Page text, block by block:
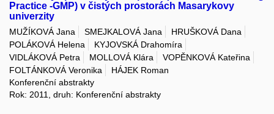
Practice -GMP) v čistých prostorách Masarykovy
univerzity
MUŽÍKOVÁ Jana SMEJKALOVÁ Jana
HRUŠKOVÁ Dana
POLÁKOVÁ Helena
KYJOVSKÁ Drahomíra
VIDLÁKOVÁ Petra
MOLLOVÁ Klára
VOPĚNKOVÁ Kateřina
FOLTÁNKOVÁ Veronika
HÁJEK Roman
Konferenční abstrakty
Rok: 2011, druh: Konferenční abstrakty